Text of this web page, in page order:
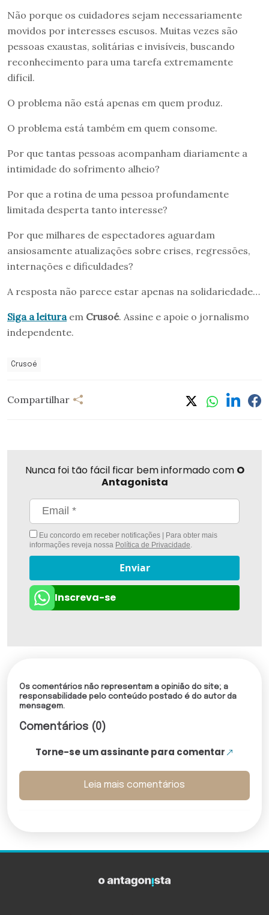
Não porque os cuidadores sejam necessariamente
movidos por interesses escusos. Muitas vezes são
pessoas exaustas, solitárias e invisíveis, buscando
reconhecimento para uma tarefa extremamente
difícil.
O problema não está apenas em quem produz.
O problema está também em quem consome.
Por que tantas pessoas acompanham diariamente a
intimidade do sofrimento alheio?
Por que a rotina de uma pessoa profundamente
limitada desperta tanto interesse?
Por que milhares de espectadores aguardam
ansiosamente atualizações sobre crises, regressões,
internações e dificuldades?
A resposta não parece estar apenas na solidariedade…
Siga a leituraem Crusoé. Assine e apoie o jornalismo
independente.
Crusoé
Compartilhar
Nunca foi tão fácil ficar bem informado com O
Antagonista
Eu concordo em receber notificações | Para obter mais
informações reveja nossa Política de Privacidade.
Enviar
Inscreva-se
Os comentários não representam a opinião do site; a
responsabilidade pelo conteúdo postado é do autor da
mensagem.
Comentários (0)
Torne-se um assinante para comentar
Leia mais comentários